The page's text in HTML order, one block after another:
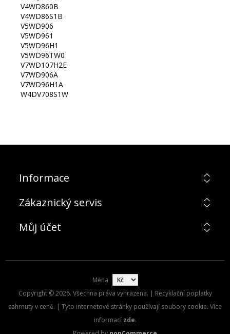
V4WD860B
V4WD86S1B
V5WD906
V5WD961
V5WD96H1
V5WD96TW0
V7WD107H2E
V7WD906A
V7WD96H1A
W4DV708S1W
Informace
Zákaznický servis
Můj účet
Měna
Copyright © 2026. Všechna práva vyhrazena. | Recyklační poplatky
zahrnuty v ceně. | Tyto internetové stránky používají soubory cookie. Více
informací zde.